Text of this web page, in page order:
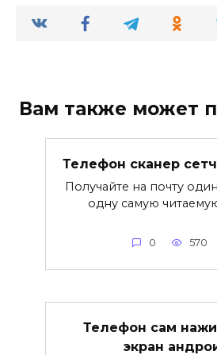
Вам также может
Телефон сканер
Получайте на почту
одну самую
0 570
Телефон сам
экран